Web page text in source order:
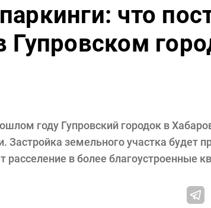
что
Гупровском
году Гупровский городок в
Застройка земельного участка будет
в более благоустроенные